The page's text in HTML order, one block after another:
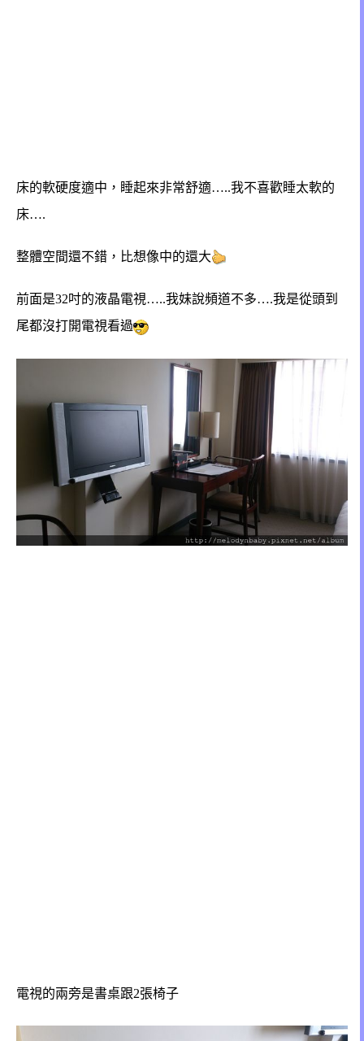
床的軟硬度適中，睡起來非常舒適…..我不喜歡睡太軟的
床….
整體空間還不錯，比想像中的還大
前面是32吋的液晶電視…..我妹說頻道不多….我是從頭到
尾都沒打開電視看過
電視的兩旁是書桌跟2張椅子